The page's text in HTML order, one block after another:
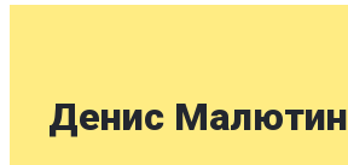
Денис Малютин